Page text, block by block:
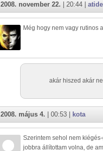
2008. november 22. | 20:44 |
Még hogy nem vagy rutinos
akár hiszed akár
2008. május 4. | 00:53 | kota
Szerintem sehol nem
jobbra állítottam volna, de